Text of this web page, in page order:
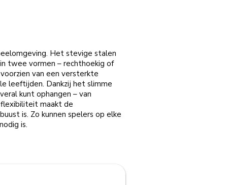
Het stevige stalen
twee vormen – rechthoekig of
van een versterkte
leeftijden. Dankzij het slimme
kunt ophangen – van
maakt de
is. Zo kunnen spelers op elke
is.